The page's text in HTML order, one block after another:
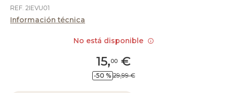
REF. 2IEVU01
Información técnica
15,00 €
-50 % 29,99 €